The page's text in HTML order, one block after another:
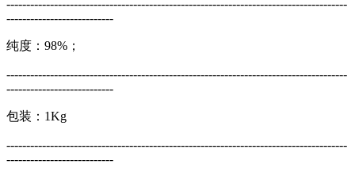
--------------------------------------------------------------------------------------
---------------------------
纯度：98%；
--------------------------------------------------------------------------------------
---------------------------
包装：1Kg
--------------------------------------------------------------------------------------
---------------------------